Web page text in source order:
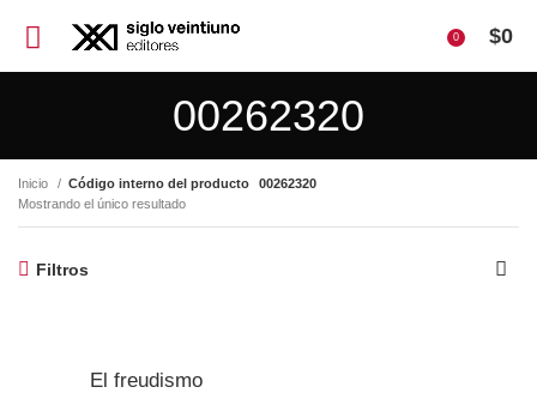
0 $0
00262320
Inicio Código interno del producto
00262320
Mostrando el único resultado
Filtros
El freudismo